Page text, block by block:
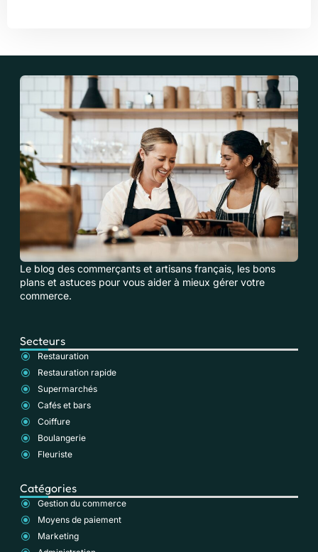
Le blog des commerçants et artisans français, les bons
plans et astuces pour vous aider à mieux gérer votre
commerce.
Secteurs
Restauration
Restauration rapide
Supermarchés
Cafés et bars
Coiffure
Boulangerie
Fleuriste
Catégories
Gestion du commerce
Moyens de paiement
Marketing